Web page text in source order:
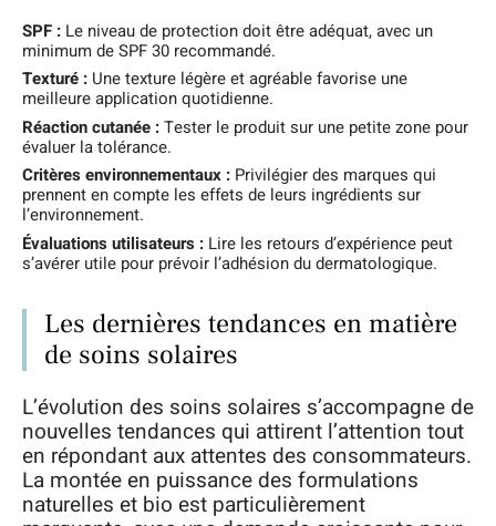
SPF : Le niveau de protection doit être adéquat, avec un
minimum de SPF 30 recommandé.
Texturé : Une texture légère et agréable favorise une
meilleure application quotidienne.
Réaction cutanée :Tester le produit sur une petite zone pour
évaluer la tolérance.
Critères environnementaux : Privilégier des marques qui
prennent en compte les effets de leurs ingrédients sur
l’environnement.
Évaluations utilisateurs : Lire les retours d’expérience peut
s’avérer utile pour prévoir l’adhésion du dermatologique.
Les dernières tendances en matière
de soins solaires
L’évolution des soins solaires s’accompagne de
nouvelles tendances qui attirent l’attention tout
en répondant aux attentes des consommateurs.
La montée en puissance des formulations
naturelles et bio est particulièrement